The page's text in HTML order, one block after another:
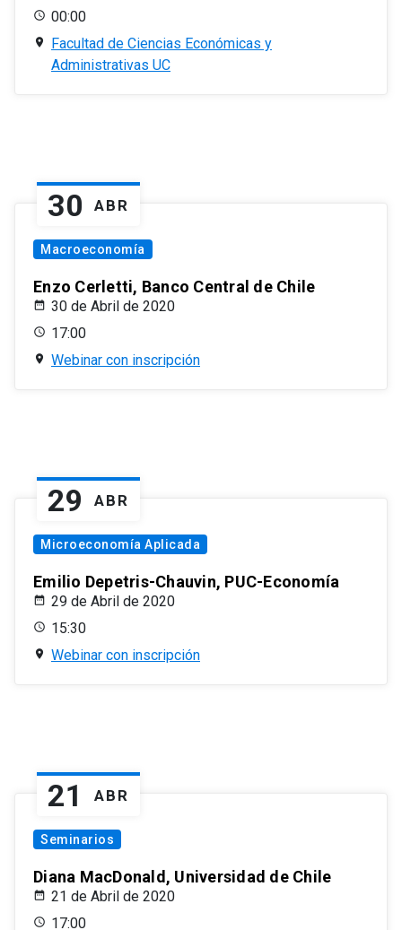
00:00
Facultad de Ciencias Económicas y
Administrativas UC
30 ABR
Macroeconomía
Enzo Cerletti, Banco Central de Chile
30 de Abril de 2020
17:00
Webinar con inscripción
29 ABR
Microeconomía Aplicada
Emilio Depetris-Chauvin, PUC-Economía
29 de Abril de 2020
15:30
Webinar con inscripción
21 ABR
Seminarios
Diana MacDonald, Universidad de Chile
21 de Abril de 2020
17:00